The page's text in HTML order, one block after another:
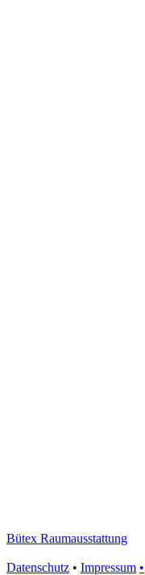
Bütex Raumausstattung
Datenschutz • Impressum •